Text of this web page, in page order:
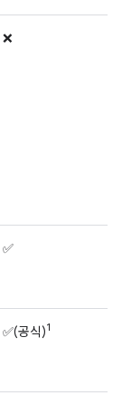
❌
✅
✅(공식)1